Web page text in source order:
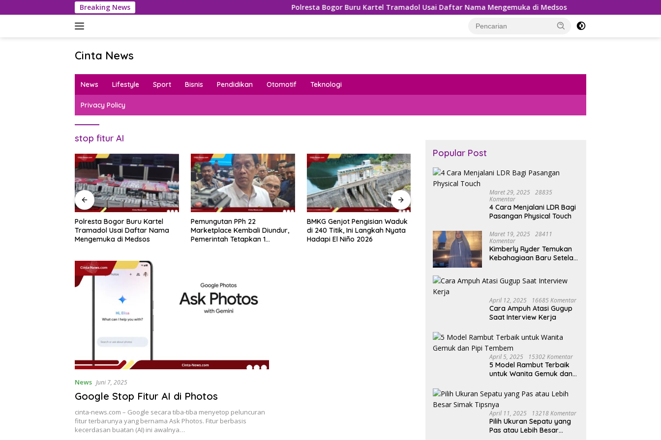
ke
Breaking News Polresta Bogor Buru Kartel Tramadol Usai Daftar Nama Mengemuka di Medsos
Cinta News
News
Kabar
Penuh
Inspirasi!
News Lifestyle Sport Bisnis Pendidikan Otomotif Teknologi
Privacy Policy
stop fitur AI
Pemungutan PPh 22
Marketplace Kembali Diundur,
Pemerintah Tetapkan 1
BMKG Genjot Pengisian Waduk
di 240 Titik, Ini Langkah Nyata
Hadapi El Niño 2026
BPOM Tutup Pabrik MinyaKita
di Karanganyar, Polisi Tahan 1
Pegawai
Dana Transfer ke Buleleng
Dipotong Rp25 M, TPP ASN
Terancam Tergerus
593 Kg Sisik dan Kuku
15 Tahun Penjara
News Juni 7, 2025
Google Stop Fitur AI di Photos
cinta-news.com – Google secara tiba-tiba menyetop peluncuran
fitur terbarunya yang bernama Ask Photos. Fitur berbasis
kecerdasan buatan (AI) ini awalnya…
Popular Post
Maret 29, 2025
28835
Komentar
4 Cara Menjalani LDR Bagi
Pasangan Physical Touch
Maret 19, 2025
28411
Komentar
Kimberly Ryder Temukan
Kebahagiaan Baru Setelah
April 12, 2025 16685 Komentar
Cara Ampuh Atasi Gugup
Saat Interview Kerja
April 5, 2025 15302 Komentar
5 Model Rambut Terbaik
untuk Wanita Gemuk dan
April 11, 2025 13218 Komentar
Pilih Ukuran Sepatu yang
Pas atau Lebih Besar